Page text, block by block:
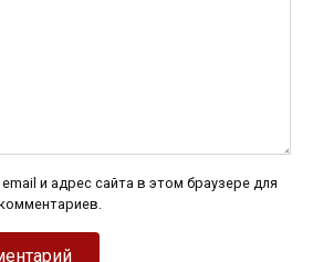
и адрес сайта в этом браузере для